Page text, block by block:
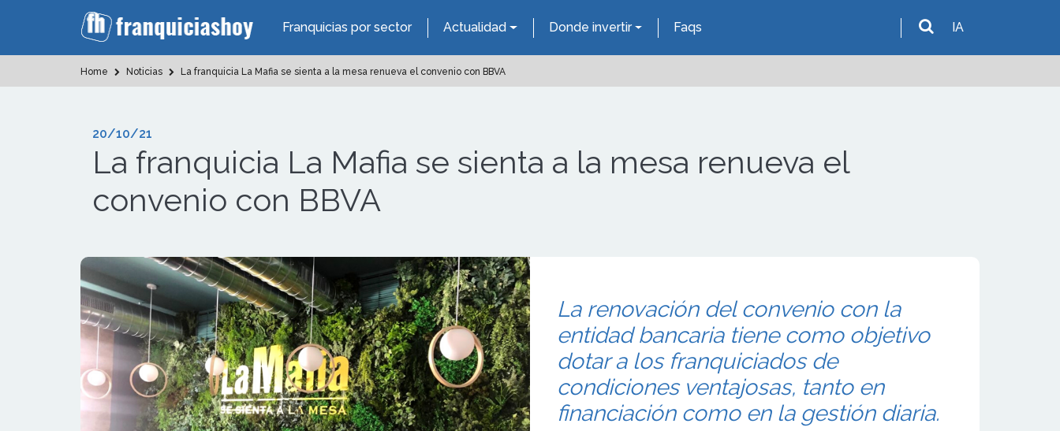
Franquicias por sector Actualidad Donde invertir Faqs IA
Home Noticias La franquicia La Mafia se sienta a la mesa renueva el convenio con BBVA
20/10/21
La franquicia La Mafia se sienta a la mesa renueva el
convenio con BBVA
La renovación del convenio con la
entidad bancaria tiene como objetivo
dotar a los franquiciados de
condiciones ventajosas, tanto en
financiación como en la gestión diaria.